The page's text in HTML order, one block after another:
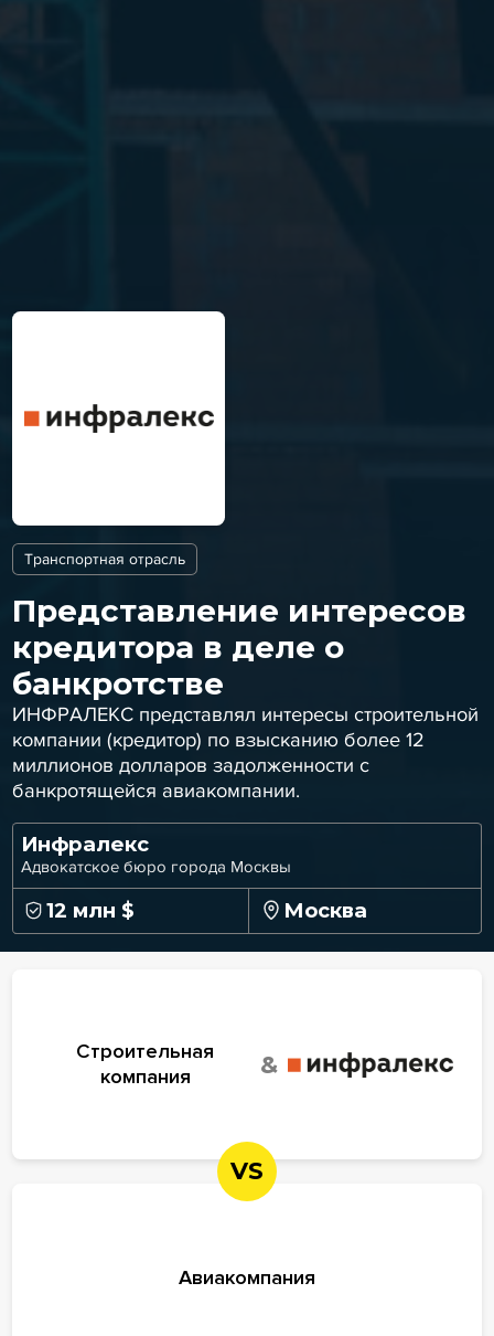
Транспортная отрасль
Представление интересов
кредитора в деле о
банкротстве
ИНФРАЛЕКС представлял интересы строительной
компании (кредитор) по взысканию более 12
миллионов долларов задолженности с
банкротящейся авиакомпании.
Инфралекс
Адвокатское бюро города Москвы
12 млн $ Москва
Строительная
компания
&
VS
Авиакомпания